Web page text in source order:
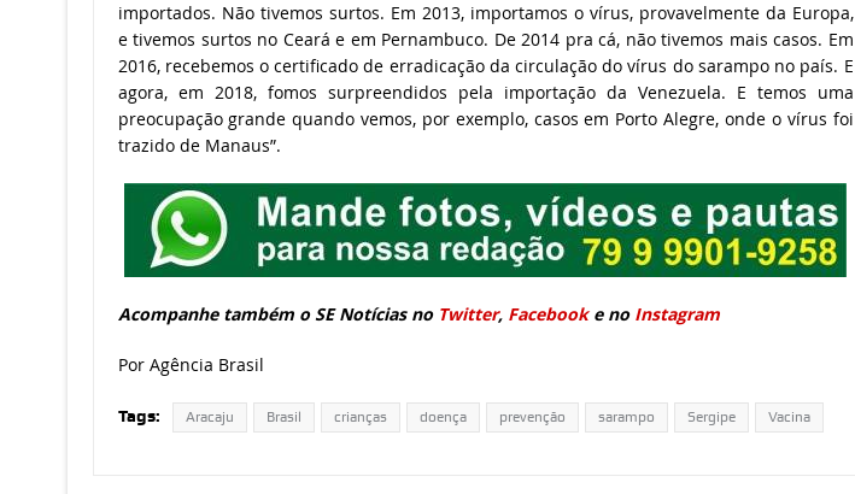
importados. Não tivemos surtos. Em 2013, importamos o vírus, provavelmente da Europa,
e tivemos surtos no Ceará e em Pernambuco. De 2014 pra cá, não tivemos mais casos. Em
2016, recebemos o certificado de erradicação da circulação do vírus do sarampo no país. E
agora, em 2018, fomos surpreendidos pela importação da Venezuela. E temos uma
preocupação grande quando vemos, por exemplo, casos em Porto Alegre, onde o vírus foi
trazido de Manaus”.
Acompanhe também o SE Notícias no Twitter, Facebook e no Instagram
Por Agência Brasil
Tags: Aracaju Brasil crianças doença prevenção sarampo Sergipe Vacina